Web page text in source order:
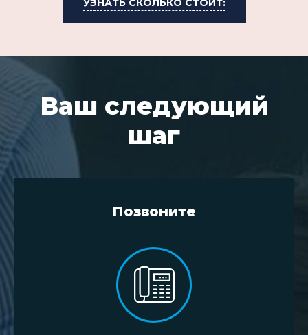
Ваш следующий
шаг
Позвоните